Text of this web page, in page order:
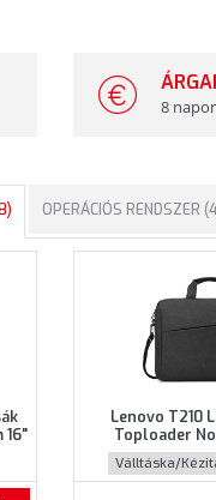
8
OPERÁCIÓS RENDSZER
16"
Lenovo T210
Toploader
(GX41L83769)
méretű
Válltáska/